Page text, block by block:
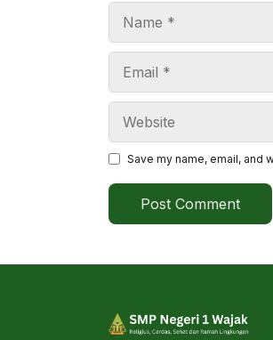
Save my name, email, and